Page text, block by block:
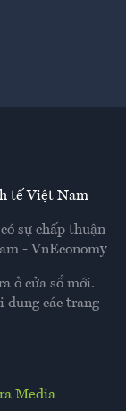
Media
tế Việt Nam
sự chấp thuận
- VnEconomy
ở cửa sổ mới.
dung các trang